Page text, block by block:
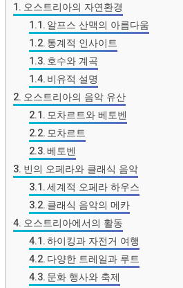
오스트리아의 자연환경
알프스 산맥의 아름다움
통계적 인사이트
호수와 계곡
비유적 설명
오스트리아의 음악 유산
모차르트와 베토벤
모차르트
베토벤
빈의 오페라와 클래식 음악
세계적 오페라 하우스
클래식 음악의 메카
오스트리아에서의 활동
하이킹과 자전거 여행
다양한 트레일과 루트
문화 행사와 축제